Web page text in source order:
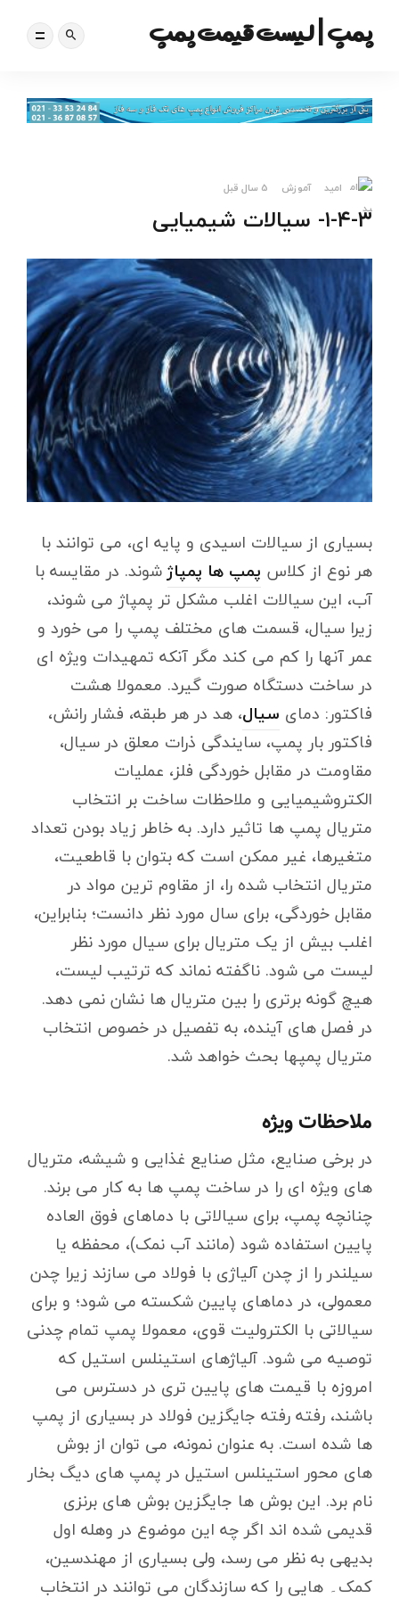
پمپ | لیست قیمت پمپ
امید آموزش 5 سال قبل
۱-۴-۳- سیالات شیمیایی
بسیاری از سیالات اسیدی و پایه ای، می توانند با
هر نوع از کلاس پمپ ها پمپاژشوند. در مقایسه با
آب، این سیالات اغلب مشکل تر پمپاژ می شوند،
زیرا سیال، قسمت های مختلف پمپ را می خورد و
عمر آنها را کم می کند مگر آنکه تمهیدات ویژه ای
در ساخت دستگاه صورت گیرد. معمولا هشت
فاکتور: دمای سیال، هد در هر طبقه، فشار رانش،
فاکتور بار پمپ، سایندگی ذرات معلق در سیال،
مقاومت در مقابل خوردگی فلز، عملیات
الکتروشیمیایی و ملاحظات ساخت بر انتخاب
متریال پمپ ها تاثیر دارد. به خاطر زیاد بودن تعداد
متغیرها، غیر ممکن است که بتوان با قاطعیت،
متریال انتخاب شده را، از مقاوم ترین مواد در
مقابل خوردگی، برای سال مورد نظر دانست؛ بنابراین،
اغلب بیش از یک متریال برای سیال مورد نظر
لیست می شود. ناگفته نماند که ترتیب لیست،
هیچ گونه برتری را بین متریال ها نشان نمی دهد.
در فصل های آینده، به تفصیل در خصوص انتخاب
متریال پمپها بحث خواهد شد.
ملاحظات ویژه
در برخی صنایع، مثل صنایع غذایی و شیشه، متریال
های ویژه ای را در ساخت پمپ ها به کار می برند.
چنانچه پمپ، برای سیالاتی با دماهای فوق العاده
پایین استفاده شود (مانند آب نمک)، محفظه یا
سیلندر را از چدن آلیاژی با فولاد می سازند زیرا چدن
معمولی، در دماهای پایین شکسته می شود؛ و برای
سیالاتی با الکترولیت قوی، معمولا پمپ تمام چدنی
توصیه می شود. آلیاژهای استینلس استیل که
امروزه با قیمت های پایین تری در دسترس می
باشند، رفته رفته جایگزین فولاد در بسیاری از پمپ
ها شده است. به عنوان نمونه، می توان از بوش
های محور استینلس استیل در پمپ های دیگ بخار
نام برد. این بوش ها جایگزین بوش های برنزی
قدیمی شده اند اگر چه این موضوع در وهله اول
بدیهی به نظر می رسد، ولی بسیاری از مهندسین،
کمک۔ هایی را که سازندگان می توانند در انتخاب